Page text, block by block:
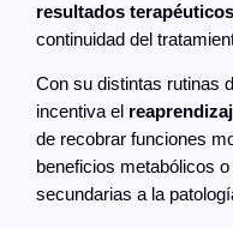
resultados terapéuticos
continuidad del
Con su distintas rutinas
incentiva el
de recobrar funciones
beneficios metabólicos
secundarias a la